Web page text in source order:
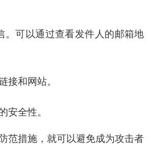
。可以通过查看发件人的邮箱地
接和网站。
安全性。
措施，就可以避免成为攻击者